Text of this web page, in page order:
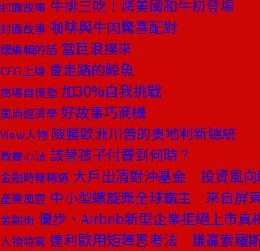
封面故事 牛排三吃！烤美國和牛初登場
封面故事 咖啡與牛肉驚喜配對
總編輯的話 當巨浪撲來
CEO上線 會走路的鯨魚
商場自慢塾 加30%自我挑戰
風尚經濟學 好故事巧商機
View人物 險勝歐洲川普的奧地利新總統
教養心法 該替孩子付費到何時？
金融時報精選 大戶出清對沖基金 投資風
產業風雲 中小型螺旋槳全球霸主 來自屏東
金融街 優步、Airbnb新型企業拒絕上市真
人物特寫 達利歐用矩陣思考法 賺贏索羅